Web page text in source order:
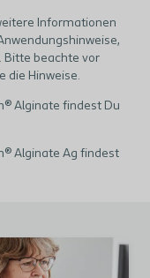
Informationen
Bitte beachte vor
die Hinweise.
Alginate findest Du
Alginate Ag findest